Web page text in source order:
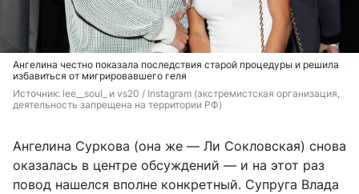
Ангелина честно показала последствия старой процедуры и решила
избавиться от мигрировавшего геля
Источник: lee__soul_ и vs20 / Instagram (экстремистская организация,
деятельность запрещена на территории РФ)
Ангелина Суркова (она же — Ли Сокловская) снова
оказалась в центре обсуждений — и на этот раз
повод нашелся вполне конкретный. Супруга Влада